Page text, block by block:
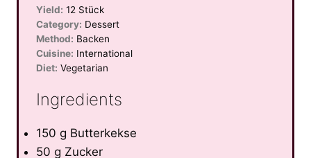
Yield: 12 Stück
Category: Dessert
Method: Backen
Cuisine: International
Diet: Vegetarian
Ingredients
150 g Butterkekse
50 g Zucker